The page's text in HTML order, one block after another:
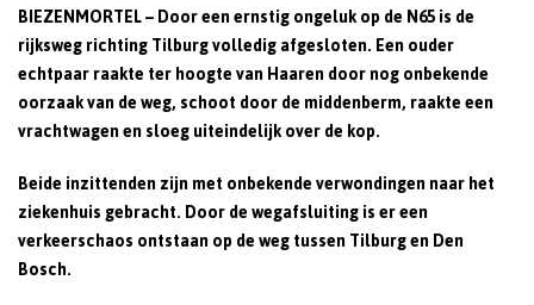
BIEZENMORTEL – Door een ernstig ongeluk op de N65 is de
rijksweg richting Tilburg volledig afgesloten. Een ouder
echtpaar raakte ter hoogte van Haaren door nog onbekende
oorzaak van de weg, schoot door de middenberm, raakte een
vrachtwagen en sloeg uiteindelijk over de kop.
Beide inzittenden zijn met onbekende verwondingen naar het
ziekenhuis gebracht. Door de wegafsluiting is er een
verkeerschaos ontstaan op de weg tussen Tilburg en Den
Bosch.